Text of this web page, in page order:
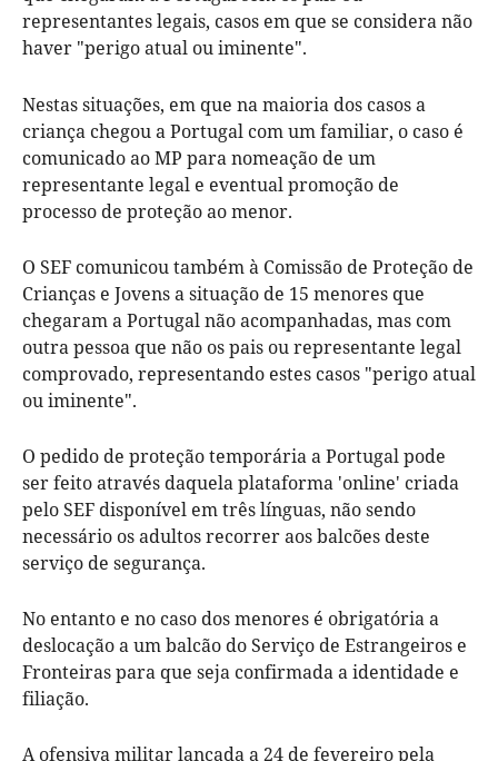
representantes legais, casos em que se considera não
haver "perigo atual ou iminente".
Nestas situações, em que na maioria dos casos a
criança chegou a Portugal com um familiar, o caso é
comunicado ao MP para nomeação de um
representante legal e eventual promoção de
processo de proteção ao menor.
O SEF comunicou também à Comissão de Proteção de
Crianças e Jovens a situação de 15 menores que
chegaram a Portugal não acompanhadas, mas com
outra pessoa que não os pais ou representante legal
comprovado, representando estes casos "perigo atual
ou iminente".
O pedido de proteção temporária a Portugal pode
ser feito através daquela plataforma 'online' criada
pelo SEF disponível em três línguas, não sendo
necessário os adultos recorrer aos balcões deste
serviço de segurança.
No entanto e no caso dos menores é obrigatória a
deslocação a um balcão do Serviço de Estrangeiros e
Fronteiras para que seja confirmada a identidade e
filiação.
A ofensiva militar lançada a 24 de fevereiro pela